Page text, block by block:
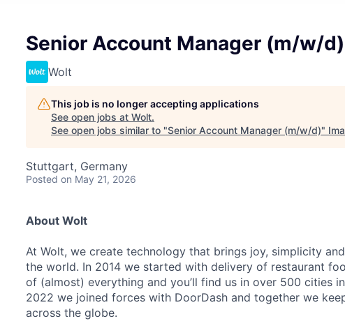
Senior Account Manager (m/w/d)
Wolt
This job is no longer accepting applications
See open jobs at Wolt.
See open jobs similar to "Senior Account Manager (m/w/d)"
Stuttgart, Germany
Posted on May 21, 2026
About Wolt
At Wolt, we create technology that brings joy, simplicity
the world. In 2014 we started with delivery of restaurant
of (almost) everything and you’ll find us in over 500 cities
2022 we joined forces with DoorDash and together we
across the globe.